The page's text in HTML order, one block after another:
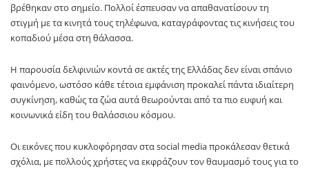
βρέθηκαν στο σημείο. Πολλοί έσπευσαν να απαθανατίσουν τη
στιγμή με τα κινητά τους τηλέφωνα, καταγράφοντας τις κινήσεις του
κοπαδιού μέσα στη θάλασσα.
Η παρουσία δελφινιών κοντά σε ακτές της Ελλάδας δεν είναι σπάνιο
φαινόμενο, ωστόσο κάθε τέτοια εμφάνιση προκαλεί πάντα ιδιαίτερη
συγκίνηση, καθώς τα ζώα αυτά θεωρούνται από τα πιο ευφυή και
κοινωνικά είδη του θαλάσσιου κόσμου.
Οι εικόνες που κυκλοφόρησαν στα social media προκάλεσαν θετικά
σχόλια, με πολλούς χρήστες να εκφράζουν τον θαυμασμό τους για το